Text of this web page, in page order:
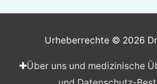
Urheberrechte © 2026
✚Über uns und medizinische